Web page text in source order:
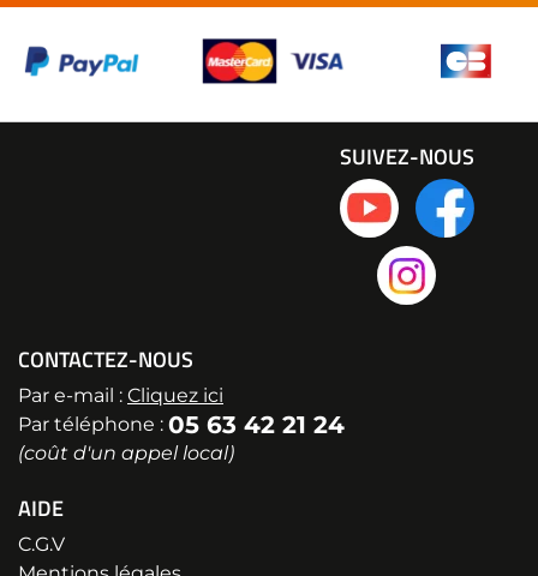
CONTACTEZ-NOUS
Par e-mail : Cliquez ici
Par téléphone : 05 63 42 21 24
(coût d'un appel local)
AIDE
C.G.V
SUIVEZ-NOUS